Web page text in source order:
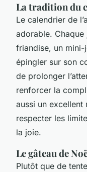
La tradition du
Le calendrier de
adorable.
friandise, un mini-
épingler sur son
de prolonger
renforcer la
aussi un excellent
respecter les
la joie.
Le gâteau de
Plutôt que de